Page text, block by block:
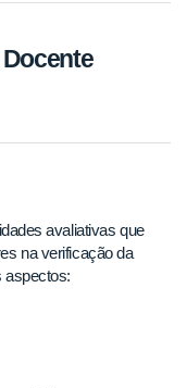
avaliativas que
na verificação da
aspectos: